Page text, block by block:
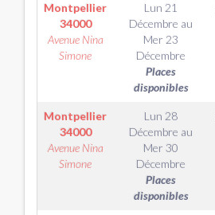
Montpellier
34000
Avenue Nina
Simone
Lun 21
Décembre au
Mer 23
Décembre
Places
disponibles
Montpellier
34000
Avenue Nina
Simone
Lun 28
Décembre au
Mer 30
Décembre
Places
disponibles